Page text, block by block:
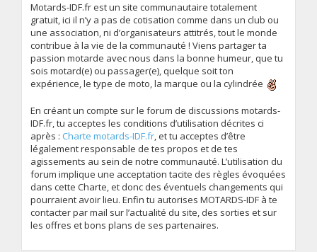
Motards-IDF.fr est un site communautaire totalement
gratuit, ici il n’y a pas de cotisation comme dans un club ou
une association, ni d’organisateurs attitrés, tout le monde
contribue à la vie de la communauté ! Viens partager ta
passion motarde avec nous dans la bonne humeur, que tu
sois motard(e) ou passager(e), quelque soit ton
expérience, le type de moto, la marque ou la cylindrée
En créant un compte sur le forum de discussions motards-
IDF.fr, tu acceptes les conditions d’utilisation décrites ci
après : Charte motards-IDF.fr, et tu acceptes d’être
légalement responsable de tes propos et de tes
agissements au sein de notre communauté. L’utilisation du
forum implique une acceptation tacite des règles évoquées
dans cette Charte, et donc des éventuels changements qui
pourraient avoir lieu. Enfin tu autorises MOTARDS-IDF à te
contacter par mail sur l’actualité du site, des sorties et sur
les offres et bons plans de ses partenaires.